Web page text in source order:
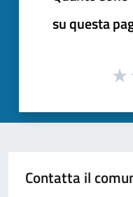
su questa
Contatta il